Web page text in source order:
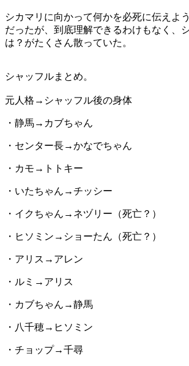
シカマリに向かって何かを必死に伝えよ
だったが、到底理解できるわけもなく、
は？がたくさん散っていた。
シャッフルまとめ。
元人格→シャッフル後の身体
・静馬→カブちゃん
・センター長→かなでちゃん
・カモ→トトキー
・いたちゃん→チッシー
・イクちゃん→ネヅリー（死亡？）
・ヒソミン→ショーたん（死亡？）
・アリス→アレン
・ルミ→アリス
・カブちゃん→静馬
・八千穂→ヒソミン
・チョップ→千尋